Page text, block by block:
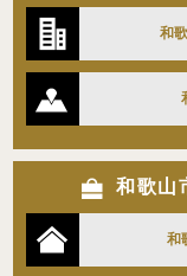
和
和歌山
和